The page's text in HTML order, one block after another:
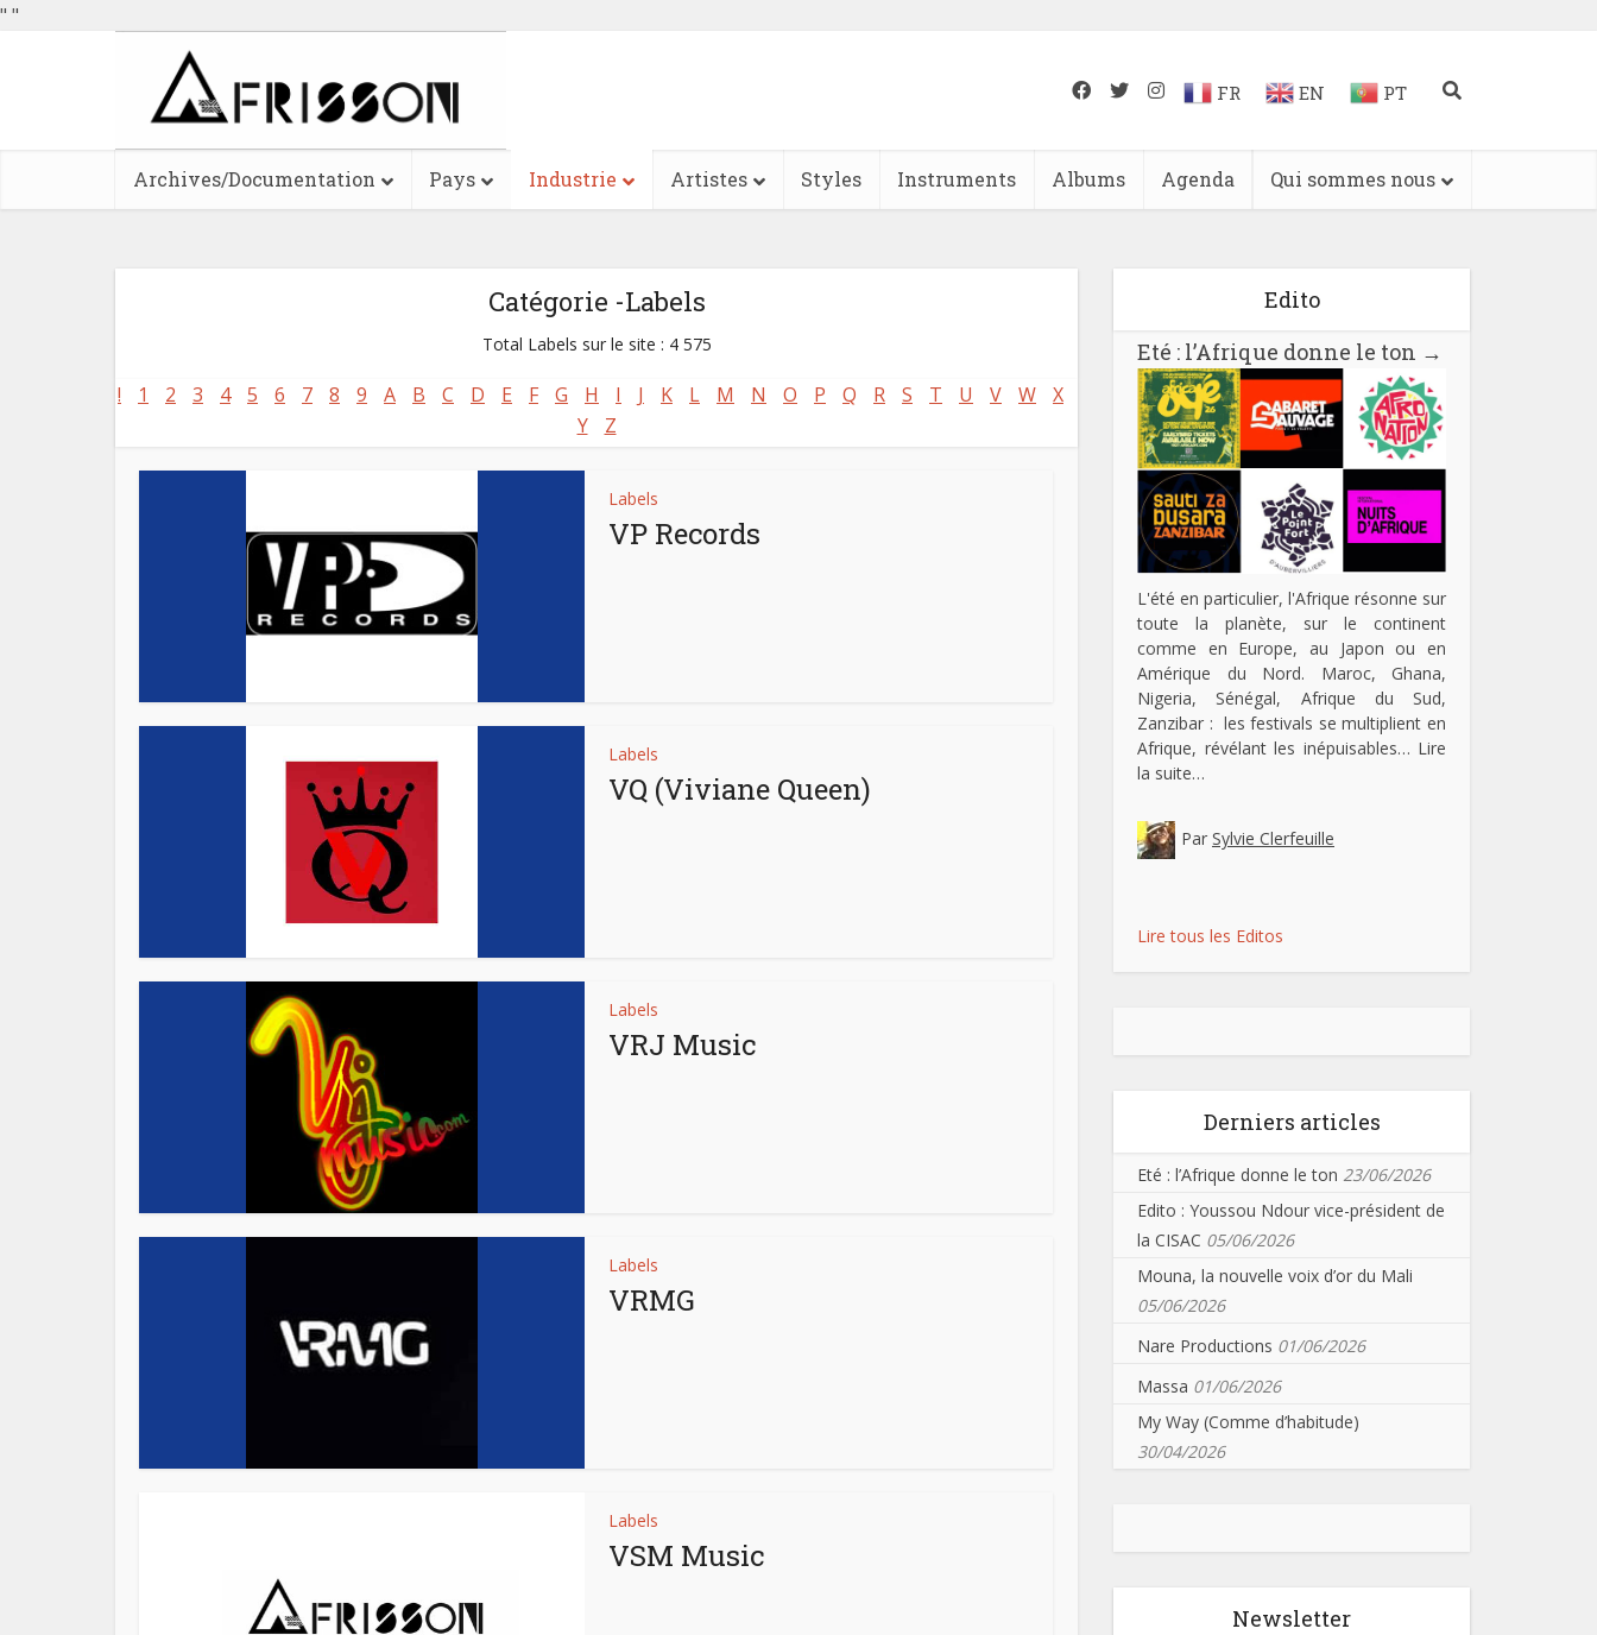
" "
FR EN PT
Archives/Documentation Pays Industrie Artistes Styles Instruments Albums Agenda Qui sommes nous
Catégorie -Labels
Total Labels sur le site : 4 575
! 1 2 3 4 5 6 7 8 9 A B C D E F G H I J K L M N O P Q R S T U V W
X
Y
Z
Labels
VP Records
Labels
VQ (Viviane Queen)
Labels
VRJ Music
Labels
VRMG
Labels
VSM Music
Edito
Eté : l’Afrique donne le ton →
L'été en particulier, l'Afrique résonne sur
toute la planète, sur le continent
comme en Europe, au Japon ou en
Amérique du Nord. Maroc, Ghana,
Nigeria, Sénégal, Afrique du Sud,
Zanzibar : les festivals se multiplient en
Afrique, révélant les inépuisables… Lire
la suite…
Par Sylvie Clerfeuille
Lire tous les Editos
Derniers articles
Eté : l’Afrique donne le ton 23/06/2026
Edito : Youssou Ndour vice-président de
la CISAC 05/06/2026
Mouna, la nouvelle voix d’or du Mali
05/06/2026
Nare Productions 01/06/2026
Massa 01/06/2026
My Way (Comme d’habitude)
30/04/2026
Newsletter